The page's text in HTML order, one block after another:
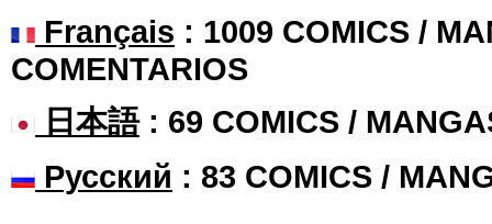
Français : 1009 COMICS /
COMENTARIOS
日本語: 69 COMICS /
Русский : 83 COMICS /